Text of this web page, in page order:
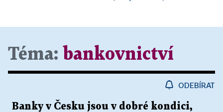
Téma: bankovnictví
ODEBÍRAT
Banky v Česku jsou v dobré kondici,